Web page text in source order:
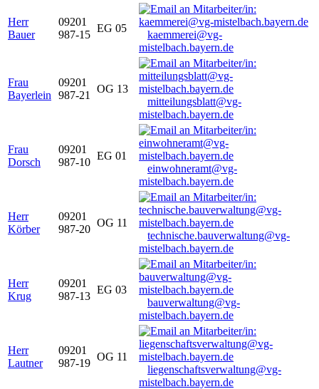
Herr
Bauer
09201
987-15
EG 05
kaemmerei@vg-
mistelbach.bayern.de
Frau
Bayerlein
09201
987-21
OG 13
mitteilungsblatt@vg-
mistelbach.bayern.de
Frau
Dorsch
09201
987-10
EG 01
einwohneramt@vg-
mistelbach.bayern.de
Herr
Körber
09201
987-20
OG 11
technische.bauverwaltung@vg-
mistelbach.bayern.de
Herr
Krug
09201
987-13
EG 03
bauverwaltung@vg-
mistelbach.bayern.de
Herr
Lautner
09201
987-19
OG 11
liegenschaftsverwaltung@vg-
mistelbach.bayern.de